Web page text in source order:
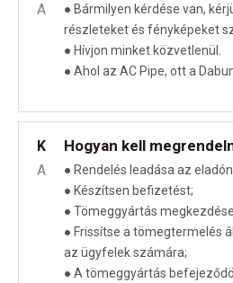
A
● Bármilyen kérdése van,
részleteket és fényképeket
● Hívjon minket közvetlenül.
● Ahol az AC Pipe, ott a
K Hogyan kell
A
● Rendelés leadása az
● Készítsen befizetést;
● Tömeggyártás
● Frissítse a tömegtermelés
az ügyfelek számára;
● A tömeggyártás